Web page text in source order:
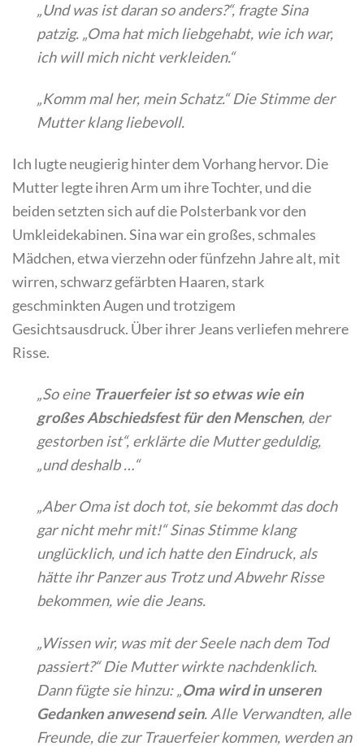
„Und was ist daran so anders?“, fragte Sina
patzig. „Oma hat mich liebgehabt, wie ich war,
ich will mich nicht verkleiden.“
„Komm mal her, mein Schatz.“ Die Stimme der
Mutter klang liebevoll.
Ich lugte neugierig hinter dem Vorhang hervor. Die
Mutter legte ihren Arm um ihre Tochter, und die
beiden setzten sich auf die Polsterbank vor den
Umkleidekabinen. Sina war ein großes, schmales
Mädchen, etwa vierzehn oder fünfzehn Jahre alt, mit
wirren, schwarz gefärbten Haaren, stark
geschminkten Augen und trotzigem
Gesichtsausdruck. Über ihrer Jeans verliefen mehrere
Risse.
„So eine Trauerfeier ist so etwas wie ein
großes Abschiedsfest für den Menschen, der
gestorben ist“, erklärte die Mutter geduldig,
„und deshalb …“
„Aber Oma ist doch tot, sie bekommt das doch
gar nicht mehr mit!“ Sinas Stimme klang
unglücklich, und ich hatte den Eindruck, als
hätte ihr Panzer aus Trotz und Abwehr Risse
bekommen, wie die Jeans.
„Wissen wir, was mit der Seele nach dem Tod
passiert?“ Die Mutter wirkte nachdenklich.
Dann fügte sie hinzu: „Oma wird in unseren
Gedanken anwesend sein. Alle Verwandten, alle
Freunde, die zur Trauerfeier kommen, werden an